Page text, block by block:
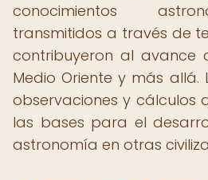
conocimientos
transmitidos a través de
contribuyeron al avance
Medio Oriente y más allá.
observaciones y cálculos
las bases para el
astronomía en otras